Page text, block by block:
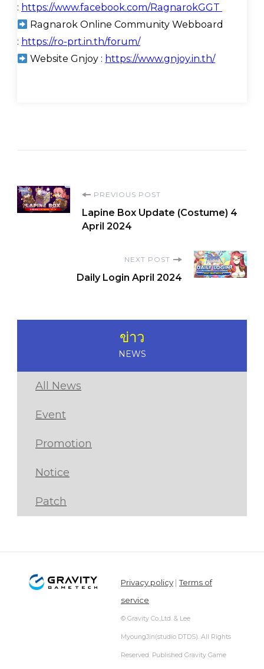
: https://www.facebook.com/RagnarokGGT
Ragnarok Online Community Webboard
: https://ro-prt.in.th/forum/
Website Gnjoy : https://www.gnjoy.in.th/
Post
Navigation
PREVIOUS POST
Lapine Box Update (Costume) 4
April 2024
NEXT POST
Daily Login April 2024
ข่าว
NEWS
All News
Event
Promotion
Notice
Patch
Privacy policy |Terms of
service
© Gravity Co.,Ltd. & Lee
MyoungJin(studio DTDS). All Rights
Reserved. Published Gravity Game